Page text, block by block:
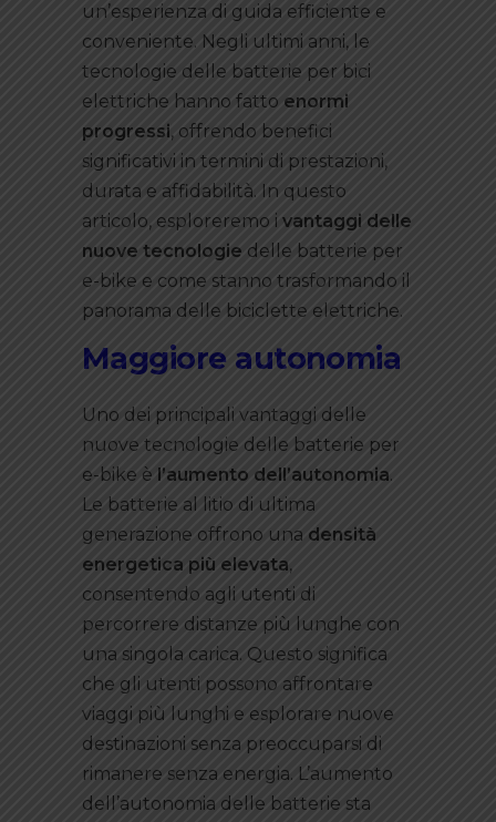
un’esperienza di guida efficiente e
conveniente. Negli ultimi anni, le
tecnologie delle batterie per bici
elettriche hanno fatto enormi
progressi, offrendo benefici
significativi in termini di prestazioni,
durata e affidabilità. In questo
articolo, esploreremo i vantaggi delle
nuove tecnologie delle batterie per
e-bike e come stanno trasformando il
panorama delle biciclette elettriche.
Maggiore autonomia
Uno dei principali vantaggi delle
nuove tecnologie delle batterie per
e-bike è l’aumento dell’autonomia.
Le batterie al litio di ultima
generazione offrono una densità
energetica più elevata,
consentendo agli utenti di
percorrere distanze più lunghe con
una singola carica. Questo significa
che gli utenti possono affrontare
viaggi più lunghi e esplorare nuove
destinazioni senza preoccuparsi di
rimanere senza energia. L’aumento
dell’autonomia delle batterie sta